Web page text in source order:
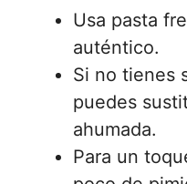
Usa pasta
auténtico.
Si no tienes
puedes
ahumada.
Para un